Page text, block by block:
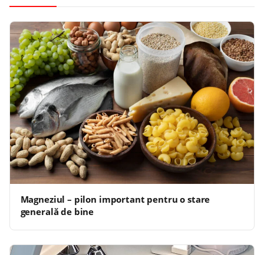
Magneziul – pilon important pentru o stare
generală de bine